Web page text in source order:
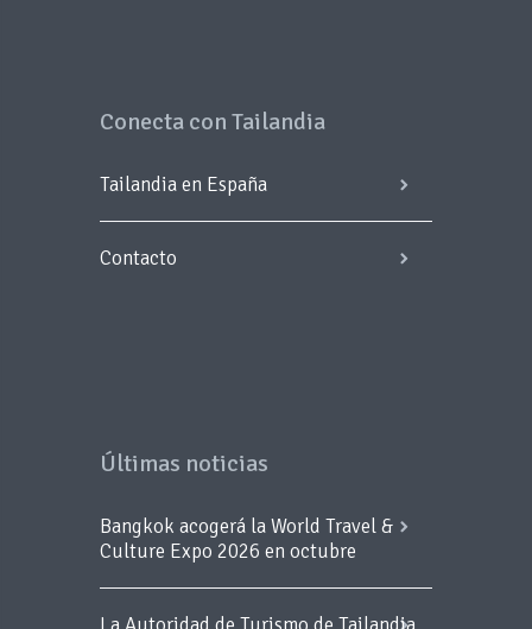
Conecta con Tailandia
Tailandia en España
Contacto
Últimas noticias
Bangkok acogerá la World Travel &
Culture Expo 2026 en octubre